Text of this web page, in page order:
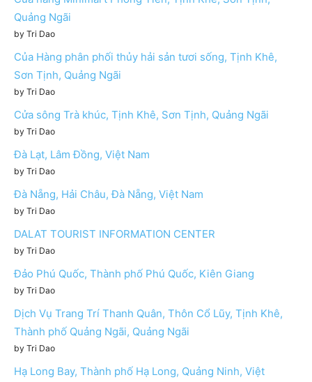
Quảng Ngãi
by Tri Dao
Của Hàng phân phối thủy hải sản tươi sống, Tịnh Khê,
Sơn Tịnh, Quảng Ngãi
by Tri Dao
Cửa sông Trà khúc, Tịnh Khê, Sơn Tịnh, Quảng Ngãi
by Tri Dao
Đà Lạt, Lâm Đồng, Việt Nam
by Tri Dao
Đà Nẵng, Hải Châu, Đà Nẵng, Việt Nam
by Tri Dao
DALAT TOURIST INFORMATION CENTER
by Tri Dao
Đảo Phú Quốc, Thành phố Phú Quốc, Kiên Giang
by Tri Dao
Dịch Vụ Trang Trí Thanh Quân, Thôn Cổ Lũy, Tịnh Khê,
Thành phố Quảng Ngãi, Quảng Ngãi
by Tri Dao
Hạ Long Bay, Thành phố Hạ Long, Quảng Ninh, Việt